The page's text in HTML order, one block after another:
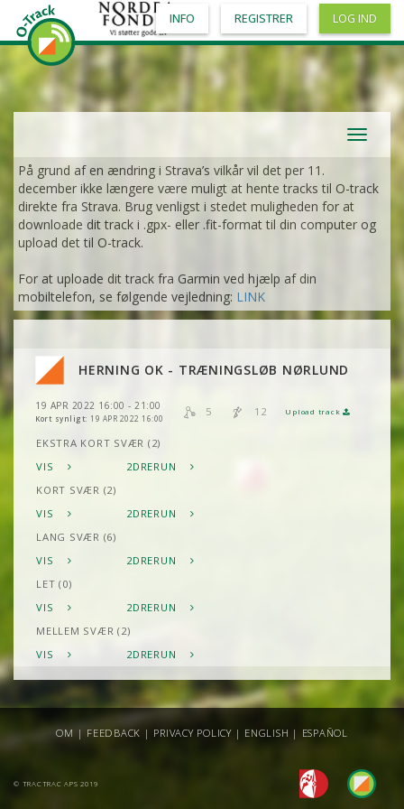
Toggle
På grund af en ændring i Strava’s vilkår vil det per 11.
december ikke længere være muligt at hente tracks til O-track
direkte fra Strava. Brug venligst i stedet muligheden for at
downloade dit track i .gpx- eller .fit-format til din computer og
upload det til O-track.
For at uploade dit track fra Garmin ved hjælp af din
mobiltelefon, se følgende vejledning: LINK
HERNING OK - TRÆNINGSLØB NØRLUND
19 APR 2022 16:00 - 21:00
Kort synligt: 19 APR 2022 16:00
5 12 Upload track
EKSTRA KORT SVÆR (2)
VIS
2DRERUN
KORT SVÆR (2)
VIS
2DRERUN
LANG SVÆR (6)
VIS
2DRERUN
LET (0)
VIS
2DRERUN
MELLEM SVÆR (2)
VIS
2DRERUN
INFO REGISTRER LOG IND
© TRACTRAC APS 2019
OM | FEEDBACK | PRIVACY POLICY| ENGLISH | ESPAÑOL